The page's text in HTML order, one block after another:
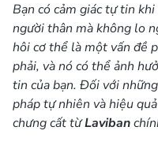
Bạn có cảm giác tự tin
người thân mà không lo
hôi cơ thể là một vấn đề
phải, và nó có thể ảnh
tin của bạn. Đối với
pháp tự nhiên và hiệu
chưng cất từLaviban